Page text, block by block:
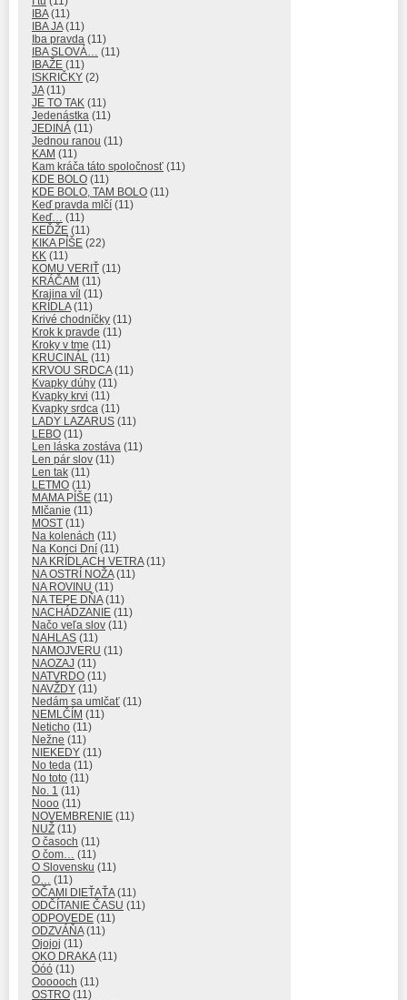
IBA(11)
IBA JA(11)
Iba pravda (11)
IBA SLOVÁ… (11)
IBAŽE (11)
ISKRIČKY (2)
JA(11)
JE TO TAK (11)
Jedenástka (11)
JEDINÁ (11)
Jednou ranou (11)
KAM (11)
Kam kráča táto spoločnosť (11)
KDE BOLO (11)
KDE BOLO, TAM BOLO (11)
Keď pravda mlčí (11)
Keď… (11)
KEĎŽE (11)
KIKA PÍŠE (22)
KK (11)
KOMU VERIŤ (11)
KRÁČAM (11)
Krajina víl (11)
KRÍDLA(11)
Krivé chodníčky (11)
Krok k pravde (11)
Kroky v tme (11)
KRUCINÁL (11)
KRVOU SRDCA(11)
Kvapky dúhy (11)
Kvapky krvi (11)
Kvapky srdca (11)
LADY LAZARUS (11)
LEBO (11)
Len láska zostáva (11)
Len pár slov (11)
Len tak (11)
LETMO (11)
MAMA PÍŠE (11)
Mlčanie (11)
MOST (11)
Na kolenách (11)
Na Konci Dní (11)
NA KRÍDLACH VETRA(11)
NA OSTRÍ NOŽA(11)
NA ROVINU (11)
NA TEPE DŇA(11)
NACHÁDZANIE (11)
Načo veľa slov (11)
NAHLAS (11)
NAMOJVERU (11)
NAOZAJ (11)
NATVRDO (11)
NAVŽDY (11)
Nedám sa umlčať (11)
NEMLČÍM (11)
Neticho (11)
Nežne (11)
NIEKEDY (11)
No teda (11)
No toto (11)
No. 1 (11)
Nooo (11)
NOVEMBRENIE (11)
NUŽ (11)
O časoch (11)
O čom… (11)
O Slovensku (11)
O… (11)
OČAMI DIEŤAŤA(11)
ODČÍTANIE ČASU (11)
ODPOVEDE (11)
ODZVÁŇA(11)
Ojojoj (11)
OKO DRAKA(11)
Óóó (11)
Oooooch (11)
OSTRO (11)